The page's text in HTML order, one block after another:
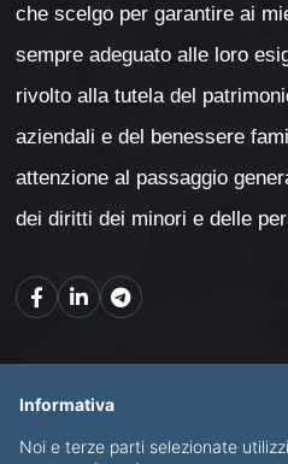
che scelgo per garantire ai
sempre adeguato alle loro
rivolto alla tutela del
aziendali e del benessere
attenzione al passaggio
dei diritti dei minori e delle
CHI SONO
Informativa
Noi e terze parti selezionate